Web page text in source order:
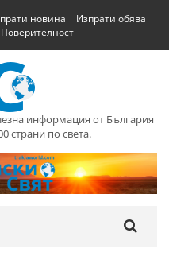
новина
Изпрати обява
Поверителност
информация от България
страни по света.